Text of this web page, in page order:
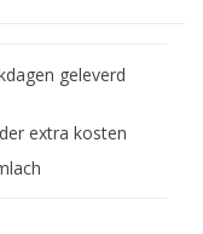
geleverd
extra kosten